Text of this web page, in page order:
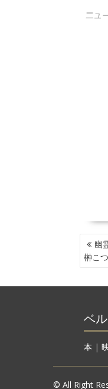
投
稿
ナ
ゲ
シ
ョ
ン
幽
榊こ
ベ
本 |
© All Right